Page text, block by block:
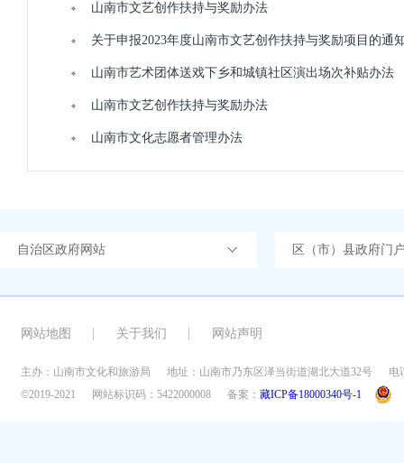
山南市文艺创作扶持与奖励办法
关于申报2023年度山南市文艺创作扶持与奖励项目的通
山南市艺术团体送戏下乡和城镇社区演出场次补贴办法
山南市文艺创作扶持与奖励办法
山南市文化志愿者管理办法
自治区政府网站 区（市）县政府门
网站地图 关于我们 网站声明
主办：山南市文化和旅游局 地址：山南市乃东区泽当街道湖北大道32号
电
©2019-2021
网站标识码：5422000008 备案： 藏ICP备18000340号-1